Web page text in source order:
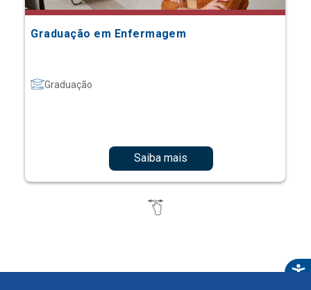
Graduação em Enfermagem
Graduação
Saiba mais